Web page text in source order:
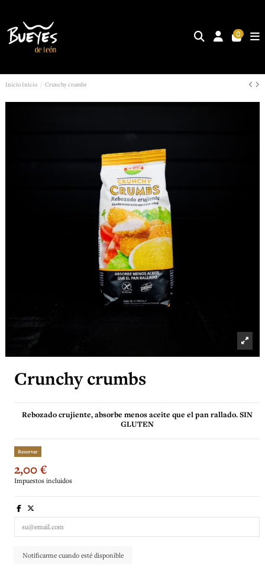
0
Inicio Inicio Crunchy crumbs
Crunchy crumbs
Rebozado crujiente, absorbe menos aceite que el pan rallado. SIN
GLUTEN
Reservar
2,00 €
Impuestos incluidos